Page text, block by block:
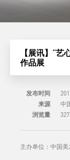
【展讯】“
作品展
发布时间
来源
中
浏览量
327
主办单位：中国